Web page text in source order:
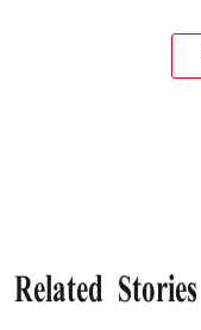
Related Stories